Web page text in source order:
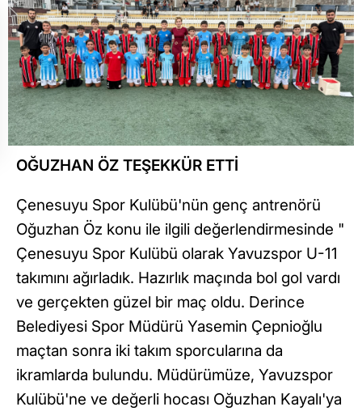
OĞUZHAN ÖZ TEŞEKKÜR ETTİ
Çenesuyu Spor Kulübü'nün genç antrenörü
Oğuzhan Öz konu ile ilgili değerlendirmesinde "
Çenesuyu Spor Kulübü olarak Yavuzspor U-11
takımını ağırladık. Hazırlık maçında bol gol vardı
ve gerçekten güzel bir maç oldu. Derince
Belediyesi Spor Müdürü Yasemin Çepnioğlu
maçtan sonra iki takım sporcularına da
ikramlarda bulundu. Müdürümüze, Yavuzspor
Kulübü'ne ve değerli hocası Oğuzhan Kayalı'ya